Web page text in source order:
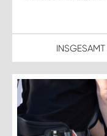
INSGESAMT